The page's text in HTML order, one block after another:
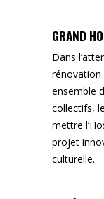
GRAND
Dans
rénovation
ensemble
collectifs,
mettre
projet
culturelle.